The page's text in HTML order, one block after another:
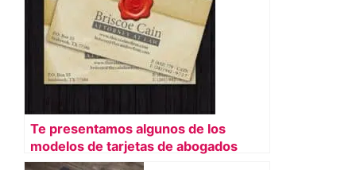
Te presentamos algunos de los
modelos de tarjetas de abogados